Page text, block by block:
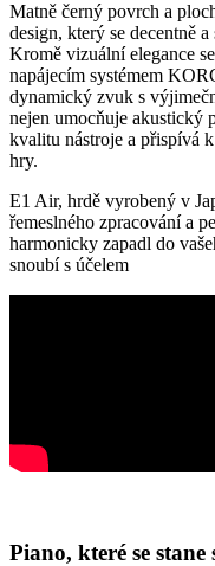
Matně černý povrch a
design, který se decentně
Kromě vizuální elegance
napájecím systémem
dynamický zvuk s
nejen umocňuje akustický
kvalitu nástroje a přispívá
hry.
E1 Air, hrdě vyrobený v
řemeslného zpracování a
harmonicky zapadl do
snoubí s účelem
Piano, které se stane